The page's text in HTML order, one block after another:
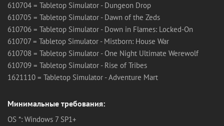
610704 = Tabletop Simulator - Dungeon Drop
610705 = Tabletop Simulator - Dawn of the Zeds
610706 = Tabletop Simulator - Down in Flames: Locked-On
610707 = Tabletop Simulator - Mistborn: House War
610708 = Tabletop Simulator - One Night Ultimate Werewolf
610709 = Tabletop Simulator - Rise of Tribes
1621110 = Tabletop Simulator - Adventure Mart
Минимальные требования:
OS *: Windows 7 SP1+